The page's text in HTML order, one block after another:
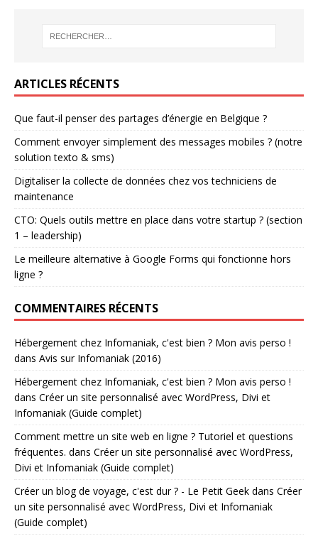
ARTICLES RÉCENTS
Que faut-il penser des partages d’énergie en Belgique ?
Comment envoyer simplement des messages mobiles ? (notre
solution texto & sms)
Digitaliser la collecte de données chez vos techniciens de
maintenance
CTO: Quels outils mettre en place dans votre startup ? (section
1 – leadership)
Le meilleure alternative à Google Forms qui fonctionne hors
ligne ?
COMMENTAIRES RÉCENTS
Hébergement chez Infomaniak, c'est bien ? Mon avis perso !
dans Avis sur Infomaniak (2016)
Hébergement chez Infomaniak, c'est bien ? Mon avis perso !
dans Créer un site personnalisé avec WordPress, Divi et
Infomaniak (Guide complet)
Comment mettre un site web en ligne ? Tutoriel et questions
fréquentes. dans Créer un site personnalisé avec WordPress,
Divi et Infomaniak (Guide complet)
Créer un blog de voyage, c'est dur ? - Le Petit Geek dans Créer
un site personnalisé avec WordPress, Divi et Infomaniak
(Guide complet)